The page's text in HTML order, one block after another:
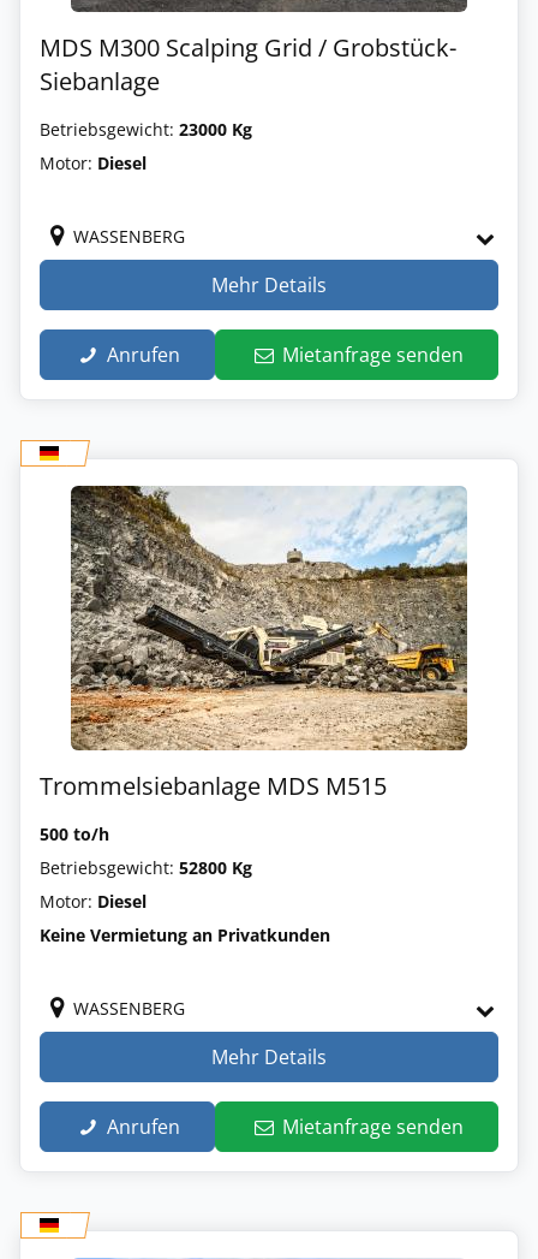
MDS M300 Scalping Grid / Grobstück-
Siebanlage
Betriebsgewicht: 23000 Kg
Motor: Diesel
WASSENBERG
Mehr Details
Anrufen Mietanfrage senden
Trommelsiebanlage MDS M515
500 to/h
Betriebsgewicht: 52800 Kg
Motor: Diesel
Keine Vermietung an Privatkunden
WASSENBERG
Mehr Details
Anrufen Mietanfrage senden